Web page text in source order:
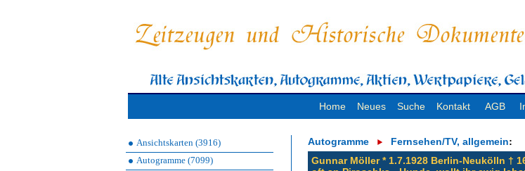
Home Neues Suche Kontakt AGB
Ansichtskarten (3916)
Autogramme (7099)
Autogramme Fernsehen/TV, allgemein:
Gunnar Möller * 1.7.1928 Berlin-Neukölln †